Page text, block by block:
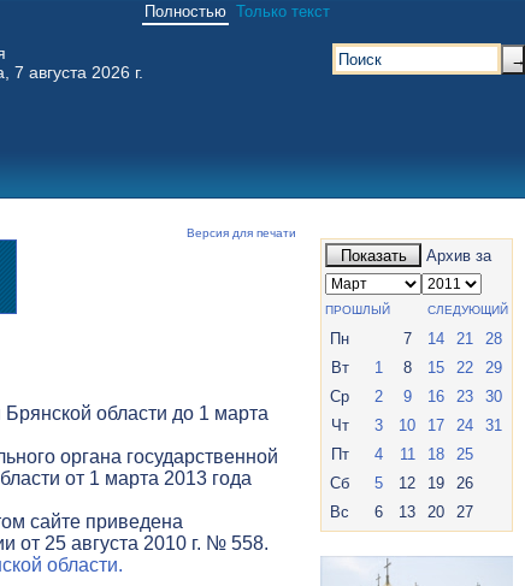
Полностью Только текст
7 августа 2026 г.
→
Версия для печати
области до 1 марта
органа государственной
от 1 марта 2013 года
сайте приведена
от 25 августа 2010 г. № 558.
области.
Показать Архив за
ПРОШЛЫЙ СЛЕДУЮЩИЙ
Пн 7 14 21
28
Вт
1 8 15 22
29
Ср
2 9 16 23
30
Чт
3 10 17 24
31
Пт
4 11 18
25
Сб
5 12 19
26
Вс
6 13 20 27